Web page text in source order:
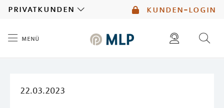
kunden-login
privatkunden
menü
22.03.2023